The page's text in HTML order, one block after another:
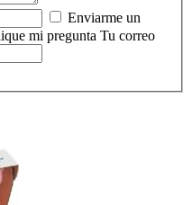
Enviarme un
mi pregunta Tu correo